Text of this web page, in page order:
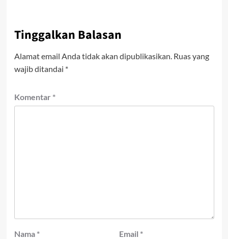
Tinggalkan Balasan
Alamat email Anda tidak akan dipublikasikan. Ruas yang
wajib ditandai *
Komentar *
Nama * Email *